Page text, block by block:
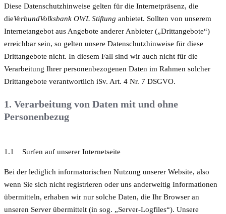
Diese Datenschutzhinweise gelten für die Internetpräsenz, die
dieVerbundVolksbank OWL Stiftung anbietet. Sollten von unserem
Internetangebot aus Angebote anderer Anbieter („Drittangebote“)
erreichbar sein, so gelten unsere Datenschutzhinweise für diese
Drittangebote nicht. In diesem Fall sind wir auch nicht für die
Verarbeitung Ihrer personenbezogenen Daten im Rahmen solcher
Drittangebote verantwortlich iSv. Art. 4 Nr. 7 DSGVO.
1. Verarbeitung von Daten mit und ohne
Personenbezug
1.1 Surfen auf unserer Internetseite
Bei der lediglich informatorischen Nutzung unserer Website, also
wenn Sie sich nicht registrieren oder uns anderweitig Informationen
übermitteln, erhaben wir nur solche Daten, die Ihr Browser an
unseren Server übermittelt (in sog. „Server-Logfiles“). Unsere